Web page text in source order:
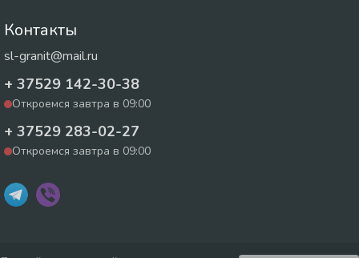
Контакты
sl-granit@mail.ru
+ 37529 142-30-38
Откроемся завтра в 09:00
+ 37529 283-02-27
Откроемся завтра в 09:00